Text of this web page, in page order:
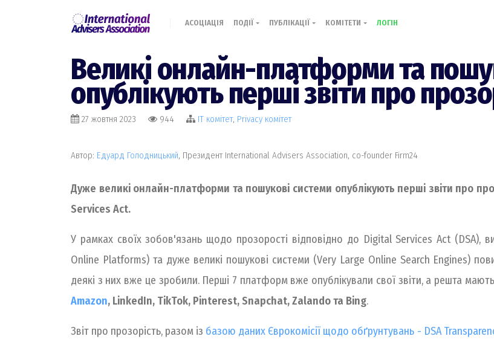
АСОЦІАЦІЯ ПОДІЇ ПУБЛІКАЦІЇ КОМІТЕТИ ЛОГІН
Великі онлайн-платформи та
опублікують перші звіти про
27 жовтня 2023 944 IT комiтет, Privacy комiтет
Автор: Едуард Голодницький, Президент International Advisers Association, co-founder Firm24
Дуже великі онлайн-платформи та пошукові системи опублікують перші звіти про
Services Act.
У рамках своїх зобов'язань щодо прозорості відповідно до Digital Services Act (DSA),
Online Platforms) та дуже великі пошукові системи (Very Large Online Search Engines)
деякі з них вже це зробили. Перші 7 платформ вже опублікували свої звіти, а решта
Amazon, LinkedIn, TikTok, Pinterest, Snapchat, Zalando та Bing.
Звіт про прозорість, разом із базою даних Єврокомісії щодо обґрунтувань - DSA